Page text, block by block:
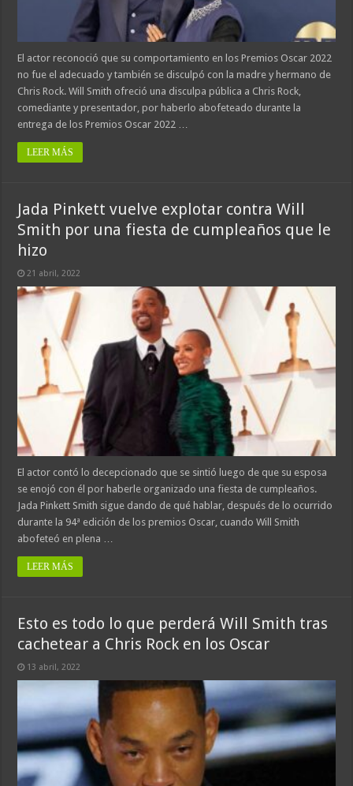
El actor reconoció que su comportamiento en los Premios Oscar 2022
no fue el adecuado y también se disculpó con la madre y hermano de
Chris Rock. Will Smith ofreció una disculpa pública a Chris Rock,
comediante y presentador, por haberlo abofeteado durante la
entrega de los Premios Oscar 2022 …
LEER MÁS
Jada Pinkett vuelve explotar contra Will
Smith por una fiesta de cumpleaños que le
hizo
21 abril, 2022
El actor contó lo decepcionado que se sintió luego de que su esposa
se enojó con él por haberle organizado una fiesta de cumpleaños.
Jada Pinkett Smith sigue dando de qué hablar, después de lo ocurrido
durante la 94ª edición de los premios Oscar, cuando Will Smith
abofeteó en plena …
LEER MÁS
Esto es todo lo que perderá Will Smith tras
cachetear a Chris Rock en los Oscar
13 abril, 2022